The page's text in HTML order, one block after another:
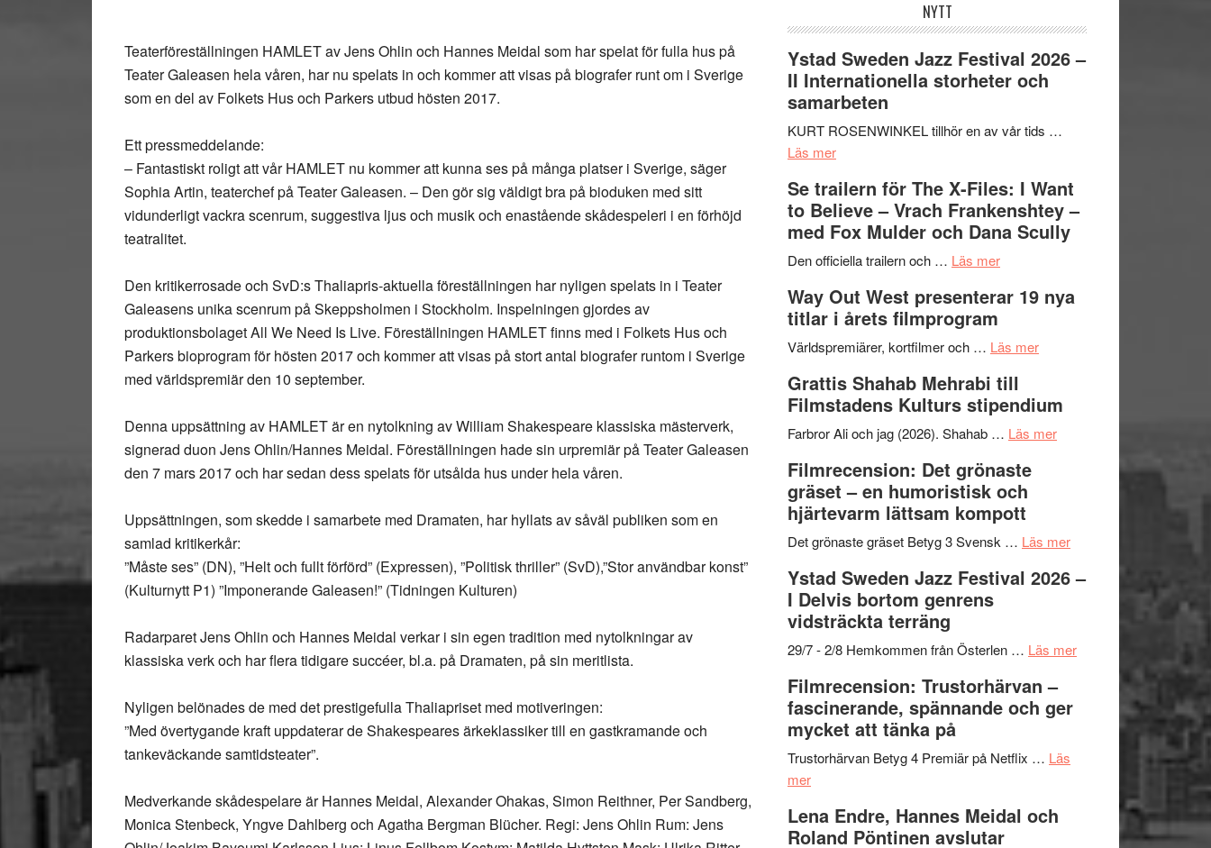
Teaterföreställningen HAMLET av Jens Ohlin och Hannes Meidal som har spelat för fulla hus på
Teater Galeasen hela våren, har nu spelats in och kommer att visas på biografer runt om i Sverige
som en del av Folkets Hus och Parkers utbud hösten 2017.
Ett pressmeddelande:
– Fantastiskt roligt att vår HAMLET nu kommer att kunna ses på många platser i Sverige, säger
Sophia Artin, teaterchef på Teater Galeasen. – Den gör sig väldigt bra på bioduken med sitt
vidunderligt vackra scenrum, suggestiva ljus och musik och enastående skådespeleri i en förhöjd
teatralitet.
Den kritikerrosade och SvD:s Thaliapris-aktuella föreställningen har nyligen spelats in i Teater
Galeasens unika scenrum på Skeppsholmen i Stockholm. Inspelningen gjordes av
produktionsbolaget All We Need Is Live. Föreställningen HAMLET finns med i Folkets Hus och
Parkers bioprogram för hösten 2017 och kommer att visas på stort antal biografer runtom i Sverige
med världspremiär den 10 september.
Denna uppsättning av HAMLET är en nytolkning av William Shakespeare klassiska mästerverk,
signerad duon Jens Ohlin/Hannes Meidal. Föreställningen hade sin urpremiär på Teater Galeasen
den 7 mars 2017 och har sedan dess spelats för utsålda hus under hela våren.
Uppsättningen, som skedde i samarbete med Dramaten, har hyllats av såväl publiken som en
samlad kritikerkår:
”Måste ses” (DN), ”Helt och fullt förförd” (Expressen), ”Politisk thriller” (SvD),”Stor användbar konst”
(Kulturnytt P1) ”Imponerande Galeasen!” (Tidningen Kulturen)
Radarparet Jens Ohlin och Hannes Meidal verkar i sin egen tradition med nytolkningar av
klassiska verk och har flera tidigare succéer, bl.a. på Dramaten, på sin meritlista.
Nyligen belönades de med det prestigefulla Thaliapriset med motiveringen:
”Med övertygande kraft uppdaterar de Shakespeares ärkeklassiker till en gastkramande och
tankeväckande samtidsteater”.
Medverkande skådespelare är Hannes Meidal, Alexander Ohakas, Simon Reithner, Per Sandberg,
Monica Stenbeck, Yngve Dahlberg och Agatha Bergman Blücher. Regi: Jens Ohlin Rum: Jens
NYTT
Ystad Sweden Jazz Festival 2026 –
II Internationella storheter och
samarbeten
KURT ROSENWINKEL tillhör en av vår tids …
Läs merom
Sweden
Jazz
Festival
2026
II
Internationella
storheter
samarbeten
Se trailern för The X-Files: I Want
to Believe – Vrach Frankenshtey –
med Fox Mulder och Dana Scully
Den officiella trailern och … Läs merom
trailern
The
Files:
I
Want
Believe
–
Vrach
Frankenshtey
med
och
Scully
Way Out West presenterar 19 nya
titlar i årets filmprogram
Världspremiärer, kortfilmer och … Läs merom
West
presenterar
årets
Grattis Shahab Mehrabi till
Filmstadens Kulturs stipendium
Farbror Ali och jag (2026). Shahab … Läs merom
Filmstadens
stipendium
Filmrecension: Det grönaste
gräset – en humoristisk och
hjärtevarm lättsam kompott
Det grönaste gräset Betyg 3 Svensk … Läs merom
Det
–
och
Ystad Sweden Jazz Festival 2026 –
I Delvis bortom genrens
vidsträckta terräng
29/7 - 2/8 Hemkommen från Österlen … Läs merom
Filmrecension: Trustorhärvan –
fascinerande, spännande och ger
mycket att tänka på
Trustorhärvan Betyg 4 Premiär på Netflix … Läs
merom
Trustorhärvan
–
Lena Endre, Hannes Meidal och
Roland Pöntinen avslutar